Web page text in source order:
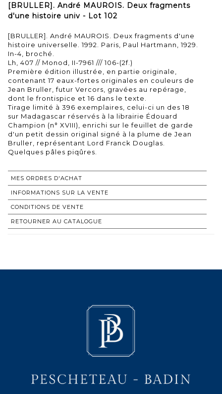
[BRULLER]. André MAUROIS. Deux fragments
d'une histoire univ - Lot 102
[BRULLER]. André MAUROIS. Deux fragments d'une
histoire universelle. 1992. Paris, Paul Hartmann, 1929.
In-4, broché.
Lh, 407 // Monod, II-7961 /// 106-(2f.)
Première édition illustrée, en partie originale,
contenant 17 eaux-fortes originales en couleurs de
Jean Bruller, futur Vercors, gravées au repérage,
dont le frontispice et 16 dans le texte.
Tirage limité à 396 exemplaires, celui-ci un des 18
sur Madagascar réservés à la librairie Édouard
Champion (n° XVIII), enrichi sur le feuillet de garde
d'un petit dessin original signé à la plume de Jean
Bruller, représentant Lord Franck Douglas.
Quelques pâles piqûres.
MES ORDRES D'ACHAT
INFORMATIONS SUR LA VENTE
CONDITIONS DE VENTE
RETOURNER AU CATALOGUE